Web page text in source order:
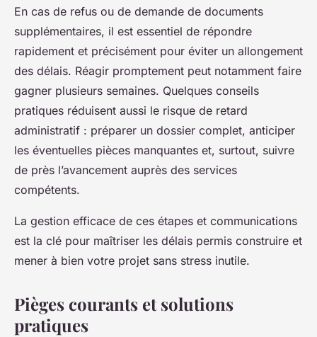
En cas de refus ou de demande de documents
supplémentaires, il est essentiel de répondre
rapidement et précisément pour éviter un allongement
des délais. Réagir promptement peut notamment faire
gagner plusieurs semaines. Quelques conseils
pratiques réduisent aussi le risque de retard
administratif : préparer un dossier complet, anticiper
les éventuelles pièces manquantes et, surtout, suivre
de près l’avancement auprès des services
compétents.
La gestion efficace de ces étapes et communications
est la clé pour maîtriser les délais permis construire et
mener à bien votre projet sans stress inutile.
Pièges courants et solutions
pratiques